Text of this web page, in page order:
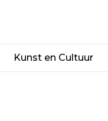
Kunst en Cultuur